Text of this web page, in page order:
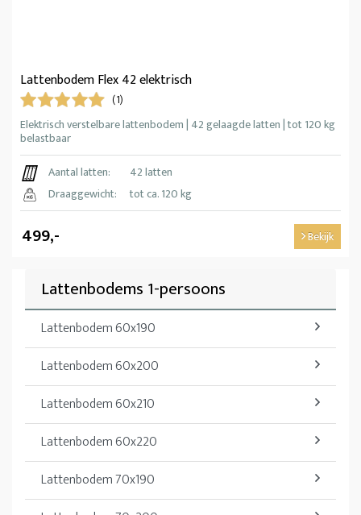
Lattenbodem Flex 42 elektrisch
(1)
Elektrisch verstelbare lattenbodem | 42 gelaagde latten | tot 120 kg
belastbaar
Aantal latten:
42 latten
Draaggewicht:
tot ca. 120 kg
499,- Bekijk
Lattenbodems 1-persoons
Lattenbodem 60x190
Lattenbodem 60x200
Lattenbodem 60x210
Lattenbodem 60x220
Lattenbodem 70x190